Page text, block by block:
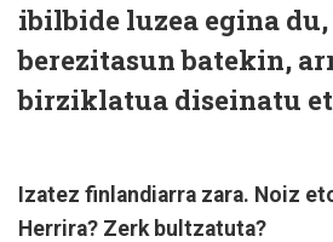
ibilbide luzea egina
berezitasun batekin,
birziklatua diseinatu
Izatez finlandiarra zara. Noiz
Herrira? Zerk bultzatuta?